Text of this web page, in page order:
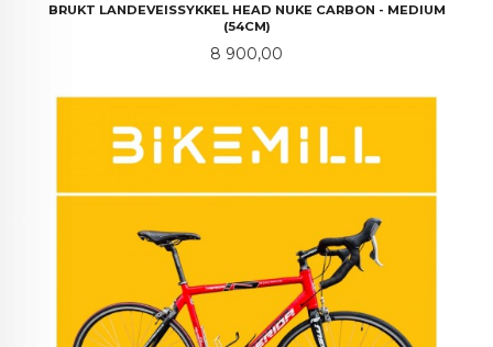
BRUKT LANDEVEISSYKKEL HEAD NUKE CARBON - MEDIUM
(54CM)
Pris
8 900,00